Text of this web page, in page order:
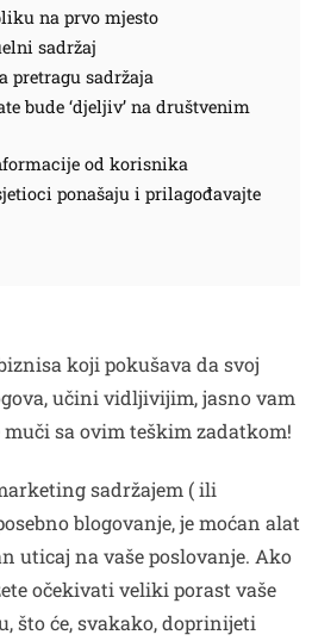
na prvo mjesto
sadržaj
pretragu sadržaja
bude ‘djeljiv’ na društvenim
od korisnika
ponašaju i prilagođavajte
koji pokušava da svoj
učini vidljivijim, jasno vam
sa ovim teškim zadatkom!
sadržajem ( ili
blogovanje, je moćan alat
uticaj na vaše poslovanje. Ako
očekivati veliki porast vaše
što će, svakako, doprinijeti